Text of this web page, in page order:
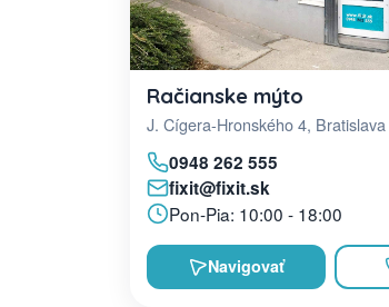
Račianske mýto
J. Cígera-Hronského 4, Bratislava
0948 262 555
fixit@fixit.sk
Pon-Pia: 10:00 - 18:00
Navigovať